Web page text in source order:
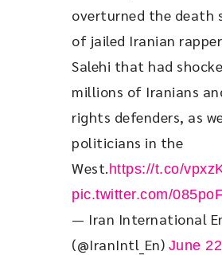
overturned the death
of jailed Iranian
Salehi that had
millions of Iranians
rights defenders, as
politicians in the
West. https://t.co/
pic.twitter.com/
— Iran International
(@IranIntl_En) June